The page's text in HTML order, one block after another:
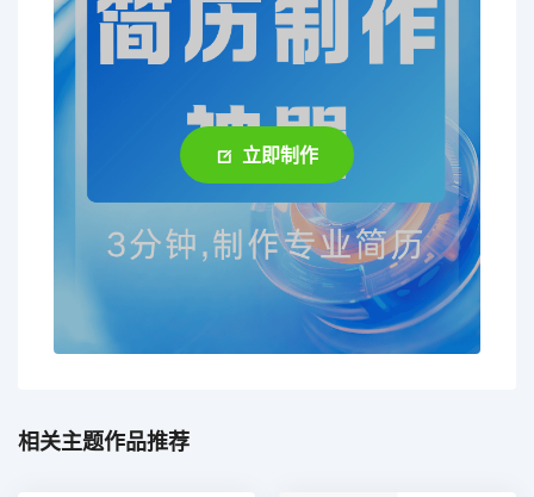
立即制作
相关主题作品推荐